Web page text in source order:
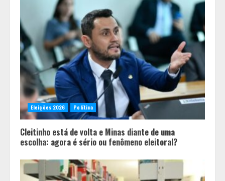
3
“Bença” Pai
O terroir de Diamantina, o melhor
do mundo para a saúde humana
Eleições 2026 Política
Cleitinho está de volta e Minas diante de uma
escolha: agora é sério ou fenômeno eleitoral?